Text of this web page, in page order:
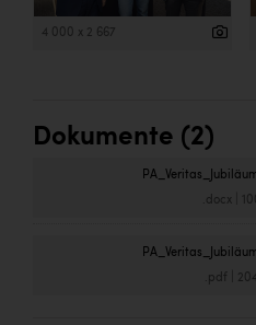
4 000 x 2 667
Dokumente (2)
.docx|
.pdf